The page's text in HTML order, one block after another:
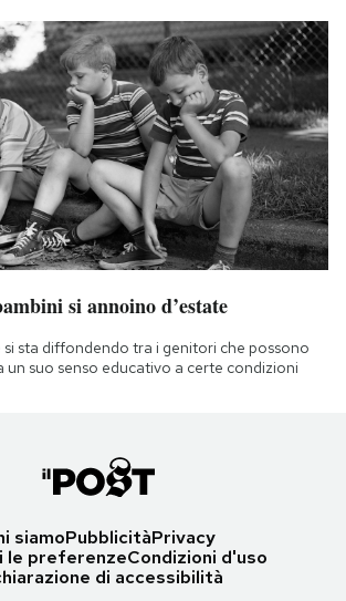
si annoino d’estate
si sta diffondendo tra i genitori che possono
un suo senso educativo a certe condizioni
siamoPubblicitàPrivacy
le preferenzeCondizioni d'uso
di accessibilità